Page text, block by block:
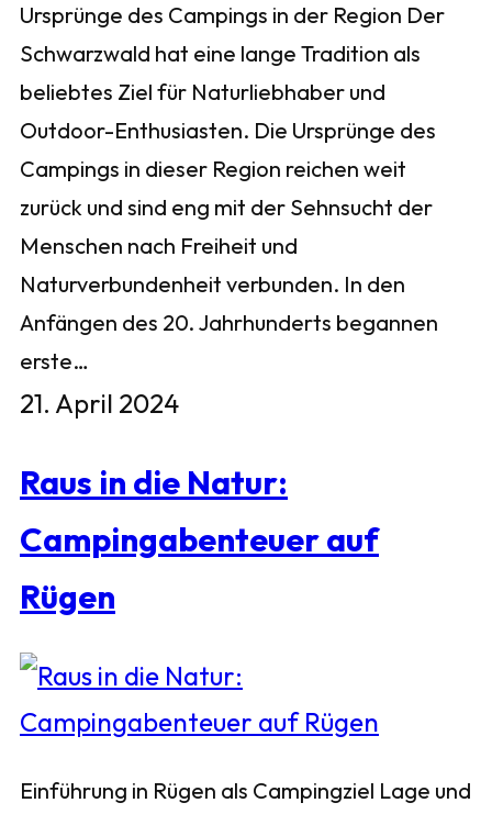
Ursprünge des Campings in der Region Der
Schwarzwald hat eine lange Tradition als
beliebtes Ziel für Naturliebhaber und
Outdoor-Enthusiasten. Die Ursprünge des
Campings in dieser Region reichen weit
zurück und sind eng mit der Sehnsucht der
Menschen nach Freiheit und
Naturverbundenheit verbunden. In den
Anfängen des 20. Jahrhunderts begannen
erste…
21. April 2024
Raus in die Natur:
Campingabenteuer auf
Rügen
Einführung in Rügen als Campingziel Lage und